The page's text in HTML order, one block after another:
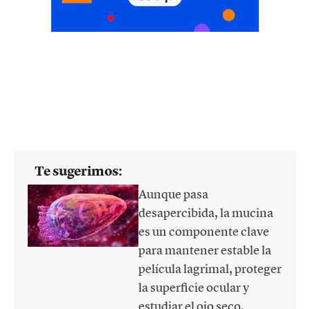
Te sugerimos:
Aunque pasa
desapercibida, la mucina
es un componente clave
para mantener estable la
película lagrimal, proteger
la superficie ocular y